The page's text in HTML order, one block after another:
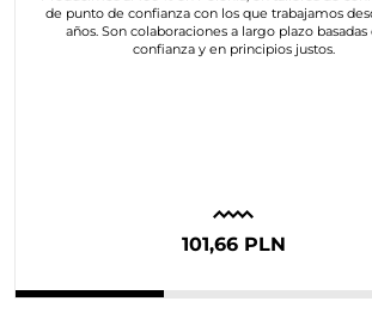
de punto de confianza con los que trabajamos
años. Son colaboraciones a largo plazo basadas
confianza y en principios justos.
101,66 PLN